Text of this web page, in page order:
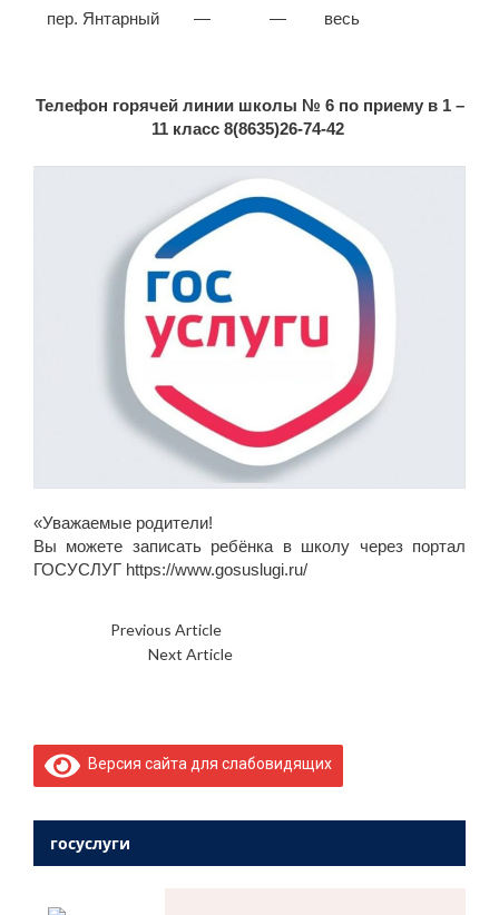
пер. Янтарный — — весь
Телефон горячей линии школы № 6 по приему в 1 –
11 класс 8(8635)26-74-42
«Уважаемые родители!
Вы можете записать ребёнка в школу через портал
ГОСУСЛУГ https://www.gosuslugi.ru/
Previous ArticleУважаемые родители!
Next Article
Версия сайта для слабовидящих
госуслуги